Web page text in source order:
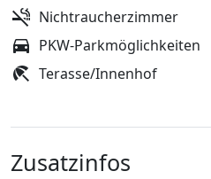
Nichtraucherzimmer
PKW-Parkmöglichkeiten
Terasse/Innenhof
Zusatzinfos